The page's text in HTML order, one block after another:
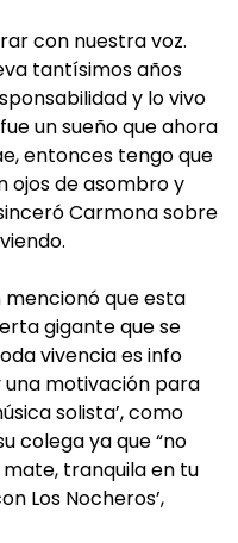
con nuestra voz.
tantísimos años
y lo vivo
un sueño que ahora
entonces tengo que
ojos de asombro y
Carmona sobre
mencionó que esta
gigante que se
vivencia es info
motivación para
solista’, como
colega ya que “no
tranquila en tu
Los Nocheros’,